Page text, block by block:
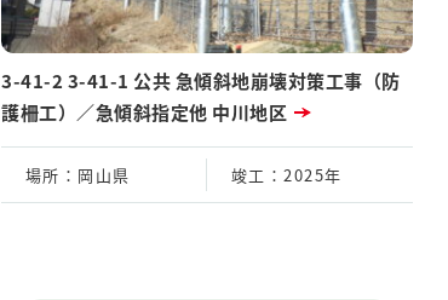
3-41-2 3-41-1 公共 急傾斜地崩壊対策工事（防
護柵工）／急傾斜指定他 中川地区
場所 ：岡山県 竣工 ：2025年